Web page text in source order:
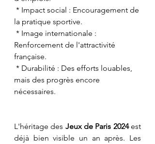
* Impact social : Encouragement de
la pratique sportive.
* Image internationale :
Renforcement de l'attractivité
française.
* Durabilité : Des efforts louables,
mais des progrès encore
nécessaires.
L'héritage des Jeux de Paris 2024 est
déjà bien visible un an après. Les